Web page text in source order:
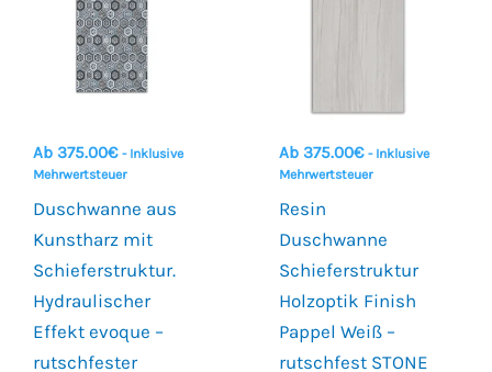
Ab 375.00€ - Inklusive
Mehrwertsteuer
Duschwanne aus
Kunstharz mit
Schieferstruktur.
Hydraulischer
Effekt evoque –
rutschfester
Ab 375.00€ - Inklusive
Mehrwertsteuer
Resin
Duschwanne
Schieferstruktur
Holzoptik Finish
Pappel Weiß –
rutschfest STONE